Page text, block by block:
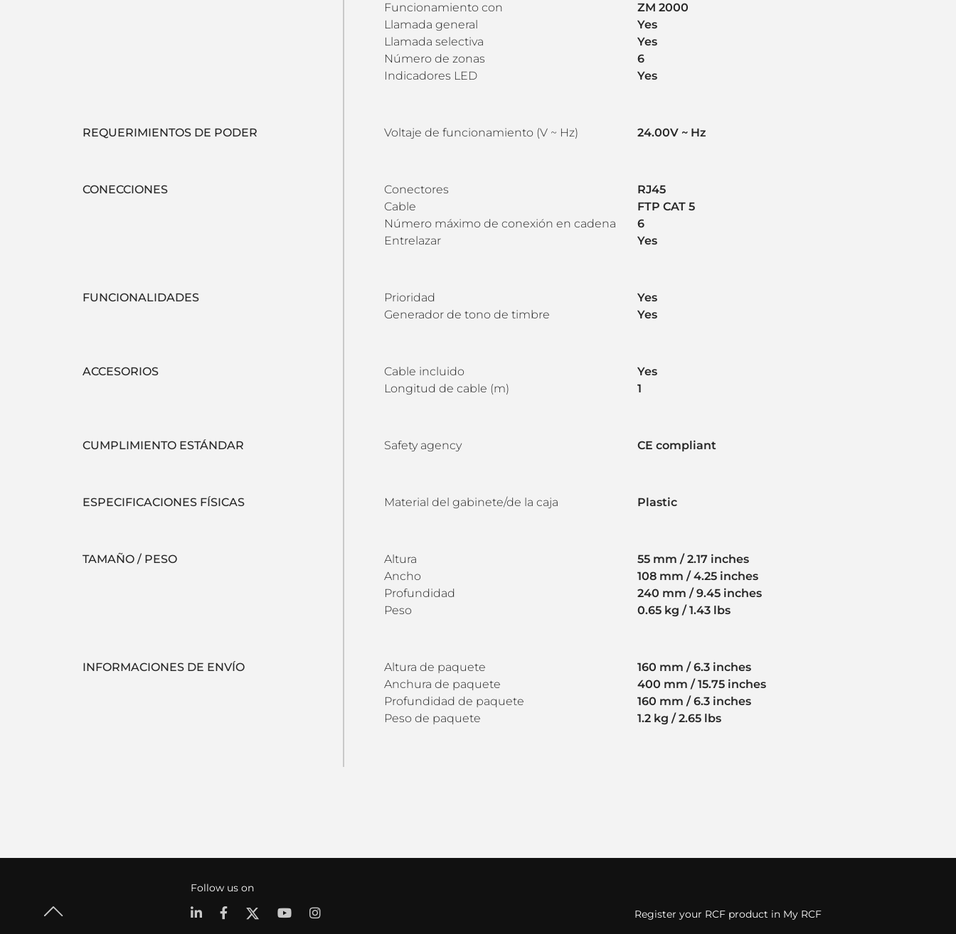
Funcionamiento con
ZM 2000
Llamada general
Yes
Llamada selectiva
Yes
Número de zonas
6
Indicadores LED
Yes
REQUERIMIENTOS DE PODER Voltaje de funcionamiento (V ~ Hz) 24.00V ~ Hz
CONECCIONES Conectores
RJ45
Cable
FTP CAT 5
Número máximo de conexión en cadena
6
Entrelazar
Yes
FUNCIONALIDADES Prioridad
Yes
Generador de tono de timbre
Yes
ACCESORIOS Cable incluido
Yes
Longitud de cable (m)
1
CUMPLIMIENTO ESTÁNDAR Safety agency CE compliant
ESPECIFICACIONES FÍSICAS Material del gabinete/de la caja Plastic
TAMAÑO / PESO Altura
55 mm / 2.17 inches
Ancho
108 mm / 4.25 inches
Profundidad
240 mm / 9.45 inches
Peso
0.65 kg / 1.43 lbs
INFORMACIONES DE ENVÍO Altura de paquete
160 mm / 6.3 inches
Anchura de paquete
400 mm / 15.75 inches
Profundidad de paquete
160 mm / 6.3 inches
Peso de paquete
1.2 kg / 2.65 lbs
Follow us on
Register your RCF product in My RCF